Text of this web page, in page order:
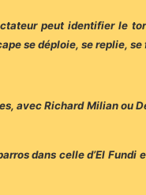
peut identifier le
se déploie, se replie, se
avec Richard Milian ou
dans celle d’El Fundi